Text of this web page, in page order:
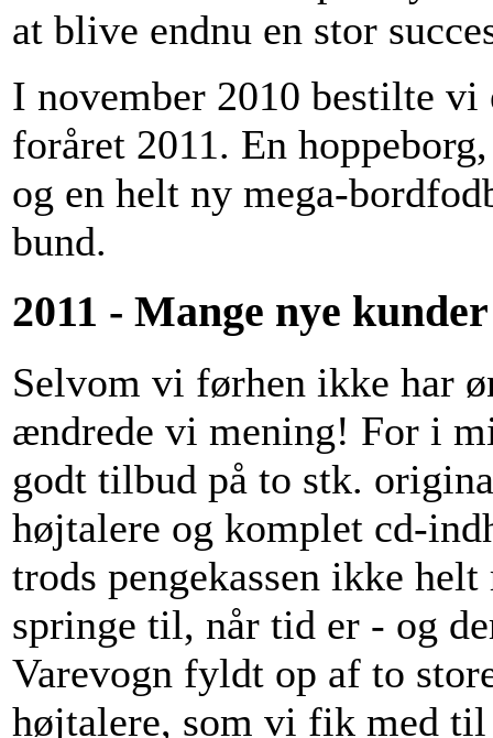
at blive endnu en stor
I november 2010 bestilte
foråret 2011. En
og en helt ny mega-
bund.
2011 - Mange nye
Selvom vi førhen ikke har
ændrede vi mening! For i
godt tilbud på to stk.
højtalere og komplet cd-
trods pengekassen ikke
springe til, når tid er - og
Varevogn fyldt op af to
højtalere, som vi fik med